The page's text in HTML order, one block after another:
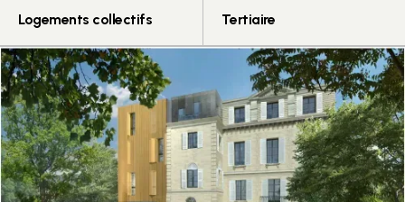
Logements collectifs Tertiaire